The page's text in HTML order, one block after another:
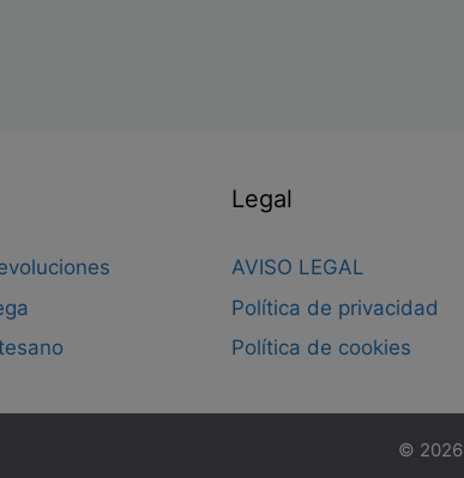
Legal
AVISO LEGAL
Política de privacidad
Política de cookies
© 2026